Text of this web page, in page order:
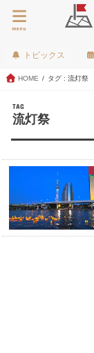
menu
トピックス
HOME タグ : 流灯祭
TAG
流灯祭